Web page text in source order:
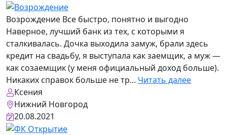
Возрождение Все быстро, понятно и выгодно
Наверное, лучший банк из тех, с которыми я
сталкивалась. Дочка выходила замуж, брали здесь
кредит на свадьбу, я выступала как заемщик, а муж —
как созаемщик (у меня официальный доход больше).
Никаких справок больше не тр... Читать далее
Ксения
Нижний Новгород
20.08.2021